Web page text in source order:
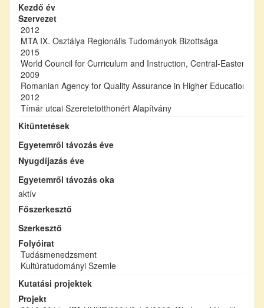
Kezdő év
Szervezet
2012
MTA IX. Osztálya Regionális Tudományok Bizottsága
2015
World Council for Curriculum and Instruction, Central-Eastern
2009
Romanian Agency for Quality Assurance in Higher Education
2012
Tímár utcai Szeretetotthonért Alapítvány
Kitüntetések
Egyetemről távozás éve
Nyugdíjazás éve
Egyetemről távozás oka
aktív
Főszerkesztő
Szerkesztő
Folyóirat
Tudásmenedzsment
Kultúratudományi Szemle
Kutatási projektek
Projekt